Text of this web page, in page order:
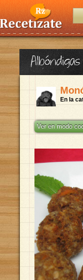
En la
Ver en modo